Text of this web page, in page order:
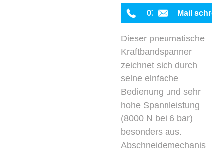
0711 342934-0
Mail
Dieser pneumatische
Kraftbandspanner
zeichnet sich durch
seine einfache
Bedienung und sehr
hohe Spannleistung
(8000 N bei 6 bar)
besonders aus.
Abschneidemechanis